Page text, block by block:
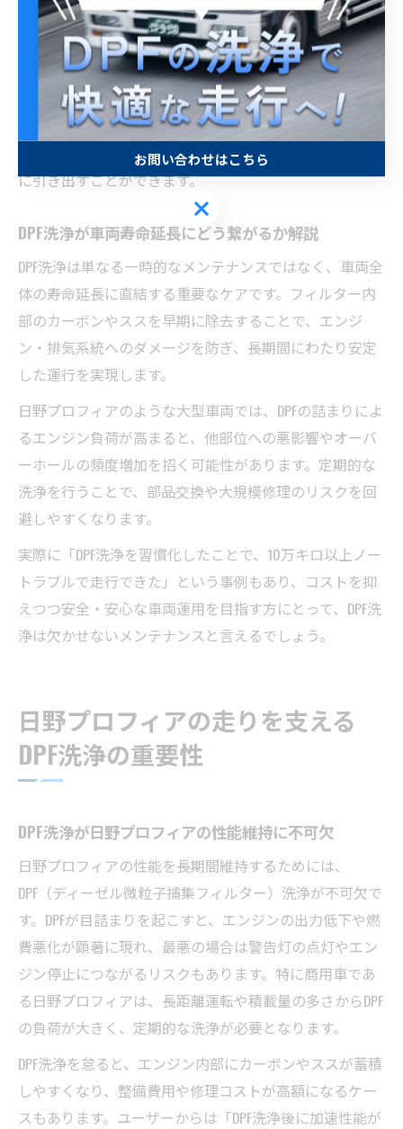
できるようになり、ドライバーの疲労軽減にも繋がりま
す。
また、神奈川県のような交通量の多いエリアでは、頻繁
なストップ＆ゴーや渋滞でDPFへの負担が増すため、定期
的な洗浄がより重要です。DPF洗浄を計画的に実施するこ
とで、日野プロフィアの本来のパフォーマンスを最大限
に引き出すことができます。
DPF洗浄が車両寿命延長にどう繋がるか解説
DPF洗浄は単なる一時的なメンテナンスではなく、車両全
体の寿命延長に直結する重要なケアです。フィルター内
部のカーボンやススを早期に除去することで、エンジ
ン・排気系統へのダメージを防ぎ、長期間にわたり安定
した運行を実現します。
日野プロフィアのような大型車両では、DPFの詰まりによ
るエンジン負荷が高まると、他部位への悪影響やオーバ
ーホールの頻度増加を招く可能性があります。定期的な
洗浄を行うことで、部品交換や大規模修理のリスクを回
避しやすくなります。
実際に「DPF洗浄を習慣化したことで、10万キロ以上ノー
トラブルで走行できた」という事例もあり、コストを抑
えつつ安全・安心な車両運用を目指す方にとって、DPF洗
浄は欠かせないメンテナンスと言えるでしょう。
日野プロフィアの走りを支える
DPF洗浄の重要性
DPF洗浄が日野プロフィアの性能維持に不可欠
日野プロフィアの性能を長期間維持するためには、
DPF（ディーゼル微粒子捕集フィルター）洗浄が不可欠で
す。DPFが目詰まりを起こすと、エンジンの出力低下や燃
費悪化が顕著に現れ、最悪の場合は警告灯の点灯やエン
ジン停止につながるリスクもあります。特に商用車であ
る日野プロフィアは、長距離運転や積載量の多さからDPF
の負荷が大きく、定期的な洗浄が必要となります。
DPF洗浄を怠ると、エンジン内部にカーボンやススが蓄積
しやすくなり、整備費用や修理コストが高額になるケー
スもあります。ユーザーからは「DPF洗浄後に加速性能が
お問い合わせはこちら
お問い合わせはこちら